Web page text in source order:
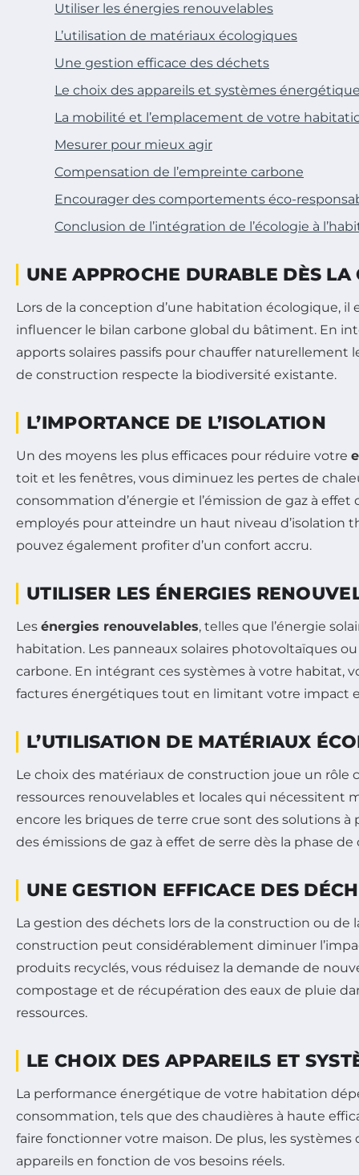
Utiliser les énergies renouvelables
L’utilisation de matériaux écologiques
Une gestion efficace des déchets
Le choix des appareils et systèmes
La mobilité et l’emplacement de votre
Mesurer pour mieux agir
Compensation de l’empreinte carbone
Encourager des comportements éco-
Conclusion de l’intégration de l’écologie à
UNE APPROCHE DURABLE DÈS LA
Lors de la conception d’une habitation écologique,
influencer le bilan carbone global du bâtiment. En
apports solaires passifs pour chauffer naturellement
de construction respecte la biodiversité existante.
L’IMPORTANCE DE L’ISOLATION
Un des moyens les plus efficaces pour réduire votre
toit et les fenêtres, vous diminuez les pertes de
consommation d’énergie et l’émission de gaz à
employés pour atteindre un haut niveau d’isolation
pouvez également profiter d’un confort accru.
UTILISER LES ÉNERGIES
Les énergies renouvelables, telles que l’énergie
habitation. Les panneaux solaires photovoltaïques
carbone. En intégrant ces systèmes à votre habitat,
factures énergétiques tout en limitant votre impact
L’UTILISATION DE MATÉRIAUX
Le choix des matériaux de construction joue un rôle
ressources renouvelables et locales qui nécessitent
encore les briques de terre crue sont des solutions
des émissions de gaz à effet de serre dès la phase
UNE GESTION EFFICACE DES
La gestion des déchets lors de la construction ou
construction peut considérablement diminuer
produits recyclés, vous réduisez la demande de
compostage et de récupération des eaux de pluie
ressources.
LE CHOIX DES APPAREILS ET
La performance énergétique de votre habitation
consommation, tels que des chaudières à haute
faire fonctionner votre maison. De plus, les
appareils en fonction de vos besoins réels.